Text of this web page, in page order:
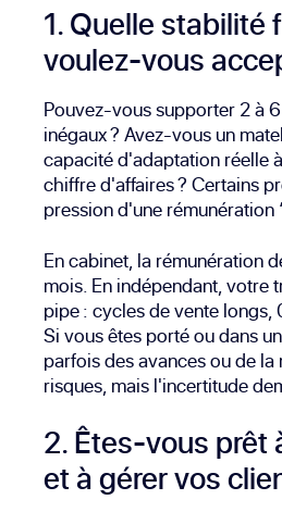
1. Quelle stabilité
voulez-vous
Pouvez-vous supporter 2 à
inégaux ? Avez-vous un
capacité d'adaptation réelle
chiffre d'affaires ? Certains
pression d'une rémunération
En cabinet, la rémunération
mois. En indépendant, votre
pipe : cycles de vente
Si vous êtes porté ou dans
parfois des avances ou de
risques, mais l'incertitude
2. Êtes-vous prêt
et à gérer vos